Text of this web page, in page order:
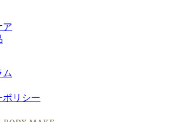
ア
ム
ポリシー